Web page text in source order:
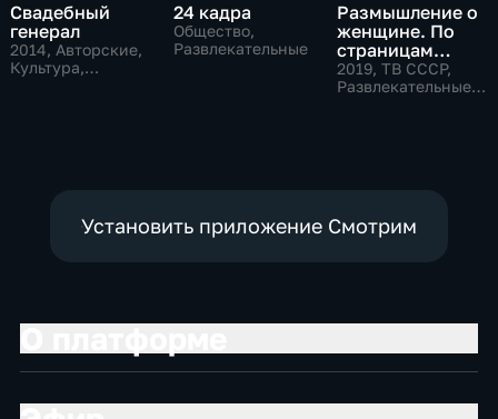
Свадебный
генерал
2014, Авторские,
Культура,
24 кадра
Общество,
Развлекательные
Размышление о
женщине. По
страницам
советского
телевидения
2019, ТВ СССР,
Развлекательные,
Установить приложение Смотрим